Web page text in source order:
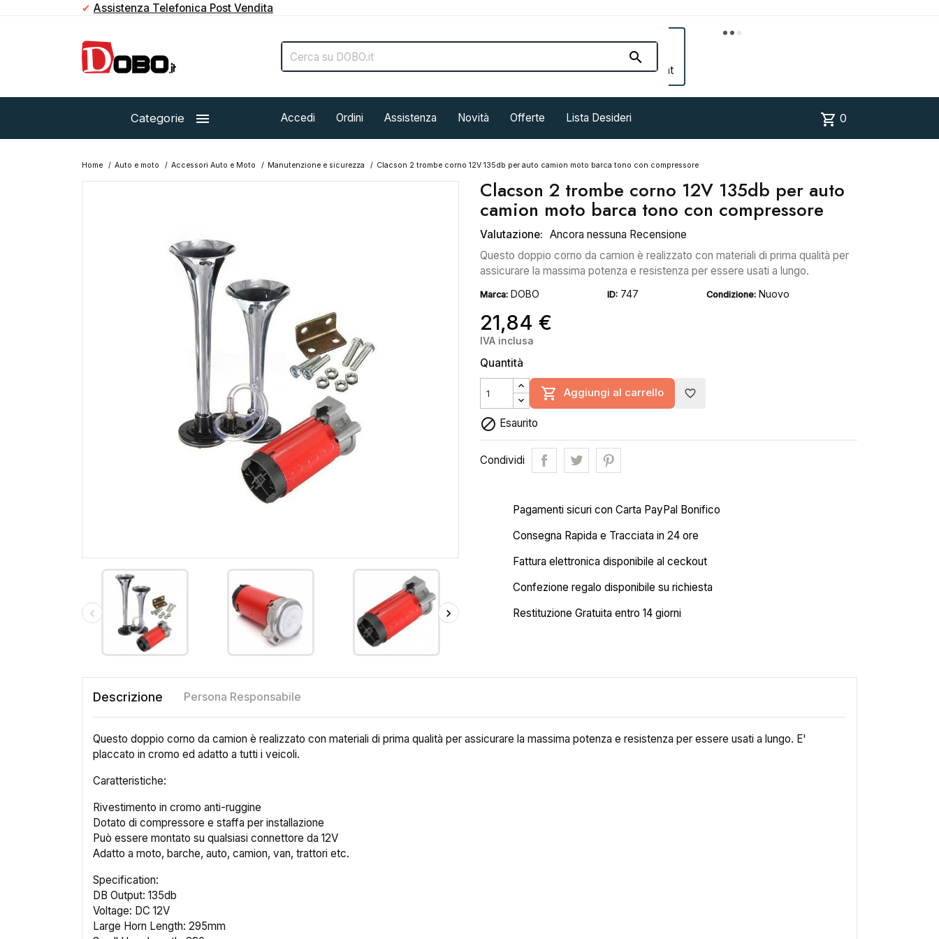
✔ Assistenza Telefonica Post Vendita


Account
Categorie  Accedi Ordini Assistenza Novità Offerte Lista Desideri shopping_cart 0
Home Auto e moto Accessori Auto e Moto Manutenzione e sicurezza Clacson 2 trombe corno 12V 135db per auto camion moto barca tono con compressore
Clacson 2 trombe corno 12V 135db per auto
camion moto barca tono con compressore
Valutazione: Ancora nessuna Recensione
Questo doppio corno da camion è realizzato con materiali di prima qualità per
assicurare la massima potenza e resistenza per essere usati a lungo.
Marca: DOBO ID: 747 Condizione: Nuovo
21,84 €
IVA inclusa
Quantità
 Aggiungi al carrello favorite_border
 Esaurito
Condividi
Pagamenti sicuri con Carta PayPal Bonifico
Consegna Rapida e Tracciata in 24 ore
Fattura elettronica disponibile al ceckout
Confezione regalo disponibile su richiesta
Restituzione Gratuita entro 14 giorni
Descrizione Persona Responsabile
Questo doppio corno da camion è realizzato con materiali di prima qualità per assicurare la massima potenza e resistenza per essere usati a lungo. E'
placcato in cromo ed adatto a tutti i veicoli.
Caratteristiche:
Rivestimento in cromo anti-ruggine
Dotato di compressore e staffa per installazione
Può essere montato su qualsiasi connettore da 12V
Adatto a moto, barche, auto, camion, van, trattori etc.
Specification:
DB Output: 135db
Voltage: DC 12V
Large Horn Length: 295mm